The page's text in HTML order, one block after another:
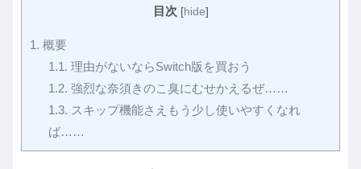
目次 [hide]
1. 概要
1.1. 理由がないならSwitch版を買おう
1.2. 強烈な奈須きのこ臭にむせかえるぜ……
1.3. スキップ機能さえもう少し使いやすくなれ
ば……